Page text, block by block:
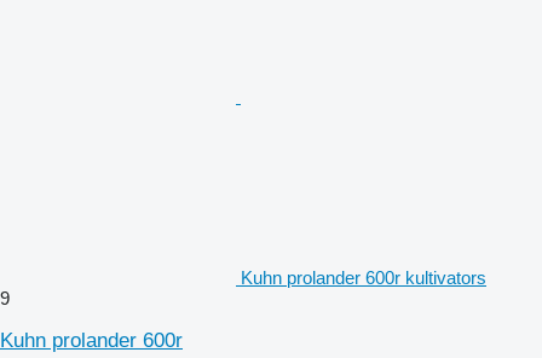
Kuhn prolander 600r kultivators
9
Kuhn prolander 600r